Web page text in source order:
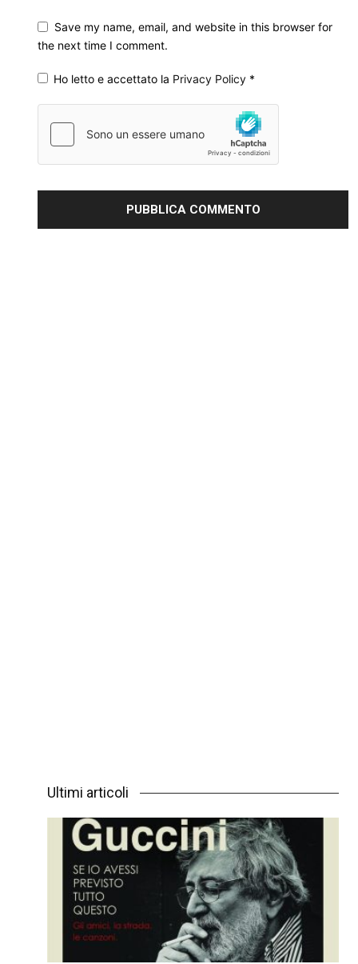
Save my name, email, and website in this browser for
the next time I comment.
Ho letto e accettato la Privacy Policy *
Ultimi articoli